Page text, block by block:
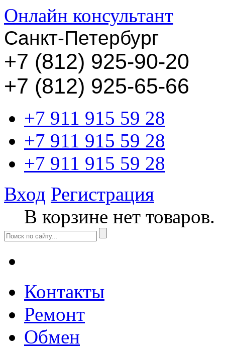
Онлайн консультант
Санкт-Петербург
+7 (812) 925-90-20
+7 (812) 925-65-66
+7 911 915 59 28
+7 911 915 59 28
+7 911 915 59 28
Вход Регистрация
В корзине нет товаров.
Контакты
Ремонт
Обмен